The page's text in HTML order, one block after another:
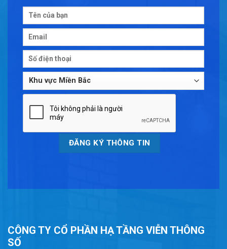
CÔNG TY CỔ PHẦN HẠ TẦNG VIỄN THÔNG
SỐ